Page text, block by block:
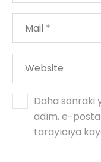
Daha sonraki
adım, e-
tarayıcıya